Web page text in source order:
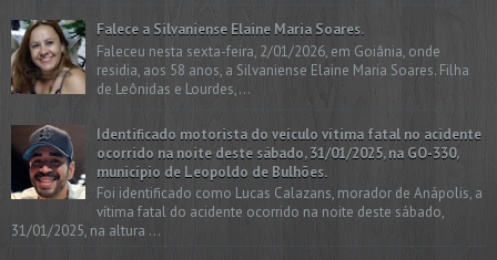
Falece a Silvaniense Elaine Maria Soares.
Faleceu nesta sexta-feira, 2/01/2026, em Goiânia, onde
residia, aos 58 anos, a Silvaniense Elaine Maria Soares. Filha
de Leônidas e Lourdes,...
Identificado motorista do veículo vítima fatal no acidente
ocorrido na noite deste sábado, 31/01/2025, na GO-330,
município de Leopoldo de Bulhões.
Foi identificado como Lucas Calazans, morador de Anápolis, a
vítima fatal do acidente ocorrido na noite deste sábado,
31/01/2025, na altura ...